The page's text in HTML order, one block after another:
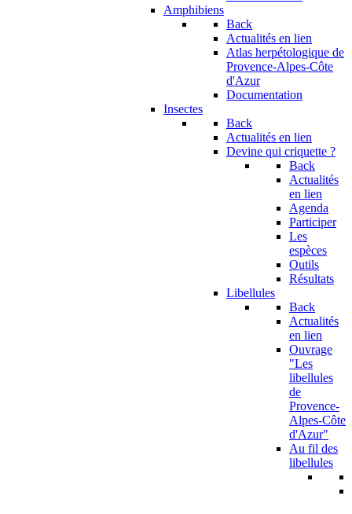
Amphibiens
Back
Actualités en lien
Atlas herpétologique de
Provence-Alpes-Côte
d'Azur
Documentation
Insectes
Back
Actualités en lien
Devine qui criquette ?
Back
Actualités
en lien
Agenda
Participer
Les
espèces
Outils
Résultats
Libellules
Back
Actualités
en lien
Ouvrage
"Les
libellules
de
Provence-
Alpes-Côte
d'Azur"
Au fil des
libellules